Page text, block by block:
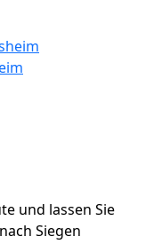
und lassen Sie
Siegen